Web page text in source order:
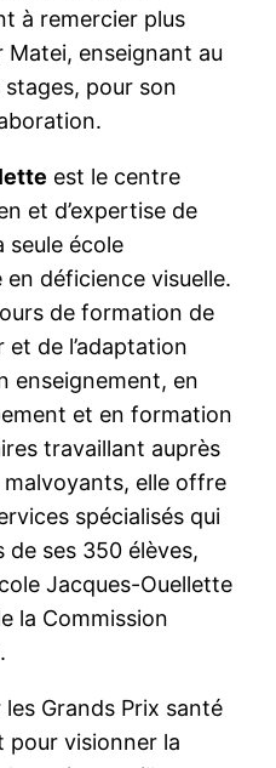
à remercier plus
enseignant au
stages, pour son
est le centre
et d’expertise de
seule école
en déficience visuelle.
de formation de
et de l’adaptation
enseignement, en
et en formation
travaillant auprès
malvoyants, elle offre
spécialisés qui
ses 350 élèves,
Jacques-Ouellette
la Commission
Grands Prix santé
pour visionner la